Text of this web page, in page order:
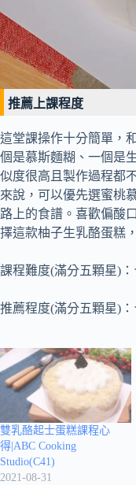
推薦上課程度
這堂課操作十分簡單，
個是慕斯麵糊、一個是
似度很高且製作過程都
來說，可以優先選蜜桃
路上的食譜。喜歡偏酸
擇這款柚子生乳酪蛋糕
課程難度(滿分五顆
推薦程度(滿分五顆
雙乳酪起士蛋糕課程心
得|ABC Cooking
Studio(C41)
2021-08-31